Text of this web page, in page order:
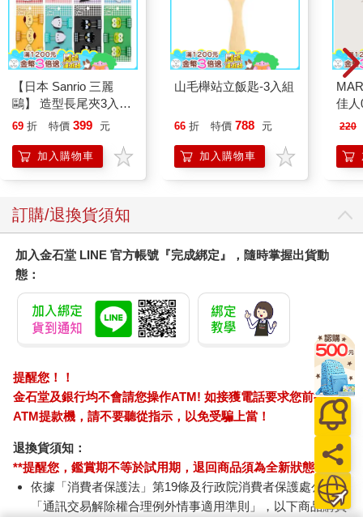
【日本 Sanrio 三麗
鷗】 造型長尾夾3入組
(8款可選) 凱蒂貓 Hello
企鵝
69 折 特價 399 元
加入購物車
山毛櫸站立飯匙-3入組
66 折 特價 788 元
加入購物車
佳人
220
訂購/退換貨須知
加入金石堂 LINE 官方帳號『完成綁定』，隨時掌握出貨動
態：
提醒您！！
金石堂及銀行均不會請您操作ATM! 如接獲電話要求您前往
ATM提款機，請不要聽從指示，以免受騙上當！
退換貨須知：
**提醒您，鑑賞期不等於試用期，退回商品須為全新狀態**
依據「消費者保護法」第19條及行政院消費者保護處公告之
「通訊交易解除權合理例外情事適用準則」，以下商品購買